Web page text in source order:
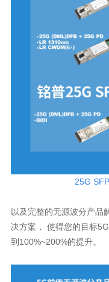
25G
到100%~200%的提升。